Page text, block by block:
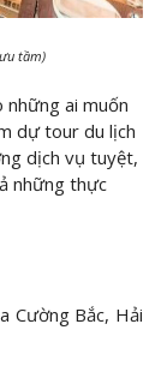
tầm)
những ai muốn
dự tour du lịch
dịch vụ tuyệt,
những thực
Cường Bắc, Hải